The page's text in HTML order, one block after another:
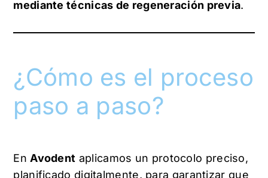
mediante técnicas de regeneración previa.
¿Cómo es el proceso
paso a paso?
EnAvodent aplicamos un protocolo preciso,
planificado digitalmente, para garantizar que